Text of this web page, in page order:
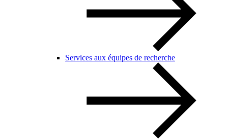
Services aux équipes de recherche